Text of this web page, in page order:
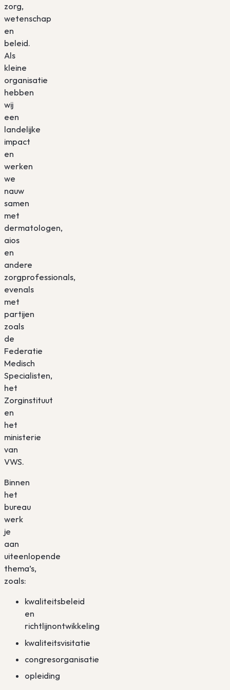
zorg,
wetenschap
en
beleid.
Als
kleine
organisatie
hebben
wij
een
landelijke
impact
en
werken
we
nauw
samen
met
dermatologen,
aios
en
andere
zorgprofessionals,
evenals
met
partijen
zoals
de
Federatie
Medisch
Specialisten,
het
Zorginstituut
en
het
ministerie
van
VWS.
Binnen
het
bureau
werk
je
aan
uiteenlopende
thema’s,
zoals:
kwaliteitsbeleid
en
richtlijnontwikkeling
kwaliteitsvisitatie
congresorganisatie
opleiding